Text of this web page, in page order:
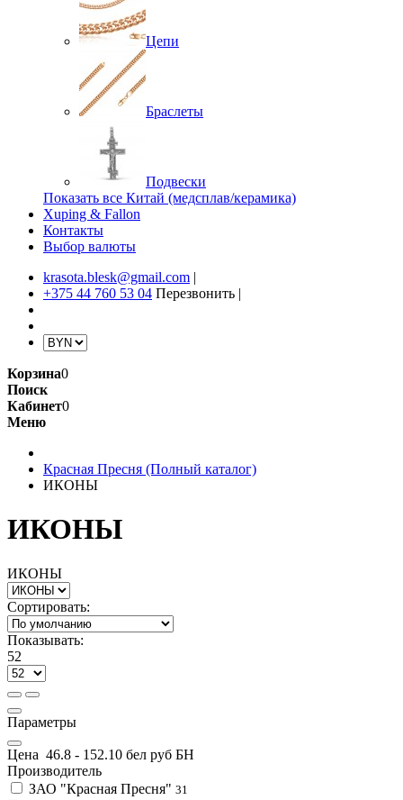
Цепи
Браслеты
Подвески
Показать все Китай (медсплав/керамика)
Xuping & Fallon
Контакты
Выбор валюты
krasota.blesk@gmail.com |
+375 44 760 53 04 Перезвонить |
Корзина0
Поиск
Кабинет0
Меню
Красная Пресня (Полный каталог)
ИКОНЫ
ИКОНЫ
ИКОНЫ
Сортировать:
Показывать:
52
Параметры
Цена 46.8 - 152.10 бел руб БН
Производитель
ЗАО "Красная Пресня" 31